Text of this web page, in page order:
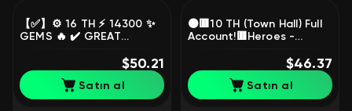
【✅】⚙️ 16 TH ⚡ 14300 ✨
GEMS 🔥 ✔️ GREAT
$50.21
Satın al
⚫🟥10 TH (Town Hall) Full
Account!🟥Heroes -
/ 5 Builders / With Mail
$46.37
Satın al